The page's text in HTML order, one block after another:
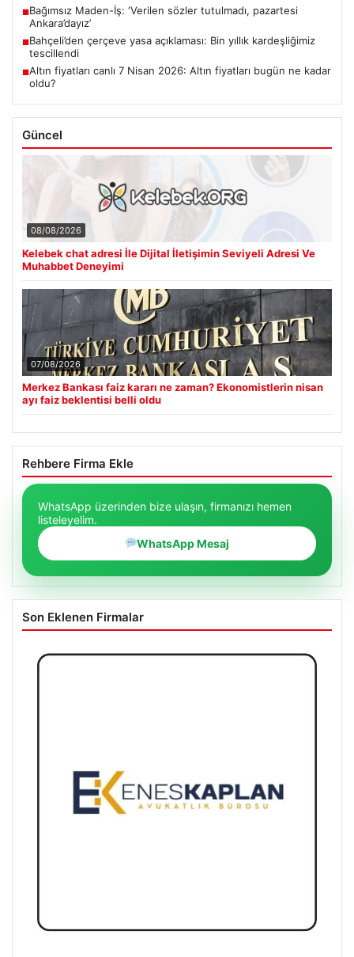
■Bağımsız Maden-İş: ‘Verilen sözler tutulmadı, pazartesi
Ankara’dayız’
■Bahçeli’den çerçeve yasa açıklaması: Bin yıllık kardeşliğimiz
tescillendi
■Altın fiyatları canlı 7 Nisan 2026: Altın fiyatları bugün ne kadar
oldu?
Güncel
08/08/2026
Kelebek chat adresi İle Dijital İletişimin Seviyeli Adresi Ve
Muhabbet Deneyimi
07/08/2026
Merkez Bankası faiz kararı ne zaman? Ekonomistlerin nisan
ayı faiz beklentisi belli oldu
Rehbere Firma Ekle
WhatsApp üzerinden bize ulaşın, firmanızı hemen
listeleyelim.
WhatsApp Mesaj
Son Eklenen Firmalar